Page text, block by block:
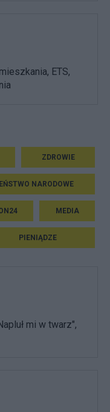
ETS,
ZDROWIE
NARODOWE
MEDIA
PIENIĄDZE
mi w twarz",